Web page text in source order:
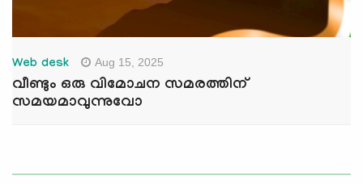
Web desk Aug 15, 2025
വീണ്ടും ഒരു വിമോചന സമരത്തിന്
സമയമാവുന്നുവോ